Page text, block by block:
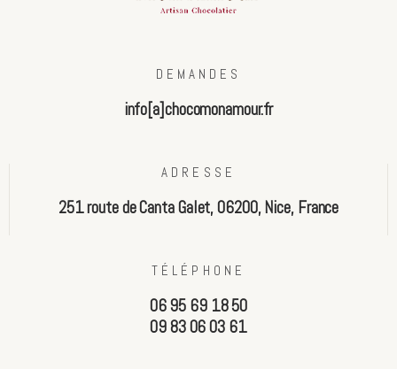
DEMANDES
info[a]chocomonamour.fr
ADRESSE
251 route de Canta Galet, 06200, Nice, France
TÉLÉPHONE
06 95 69 18 50
09 83 06 03 61